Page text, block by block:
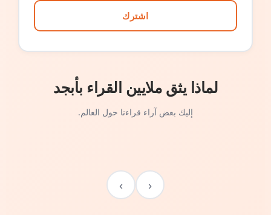
اشترك
لماذا يثق ملايين القراء بأبجد
إليك بعض آراء قراءنا حول العالم.
‹
›